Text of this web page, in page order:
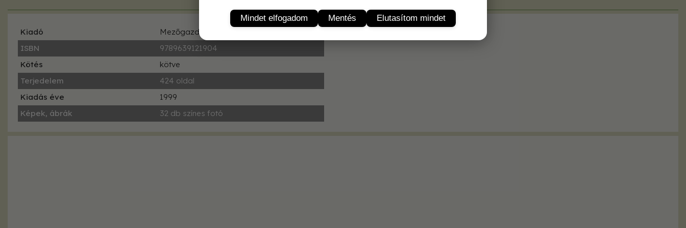
Kiadó
Mezőgazda Kiadó
ISBN
9789639121904
Kötés
kötve
Terjedelem
424 oldal
Kiadás éve
1999
Képek, ábrák
32 db színes fotó
Mindet elfogadom Mentés Elutasítom mindet